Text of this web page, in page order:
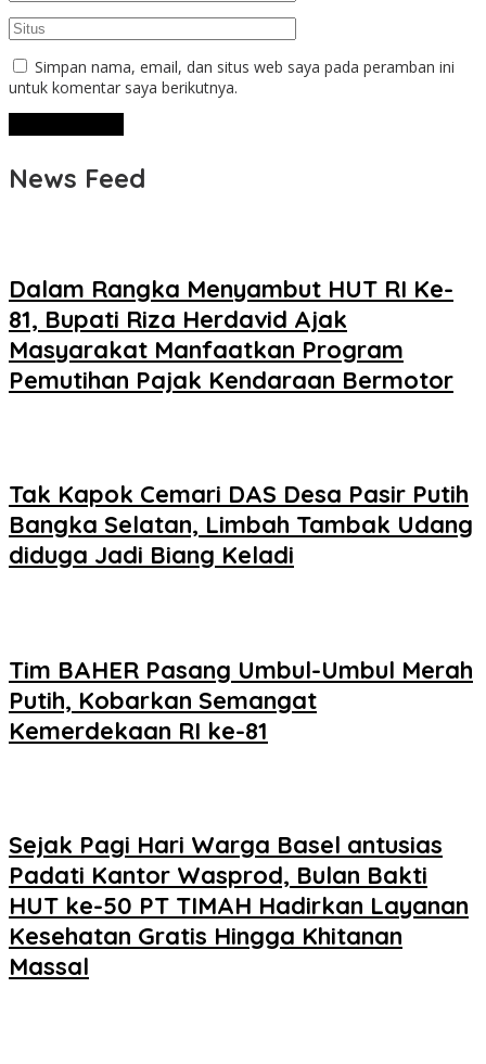
Simpan nama, email, dan situs web saya pada peramban ini
untuk komentar saya berikutnya.
News Feed
Dalam Rangka Menyambut HUT RI Ke-
81, Bupati Riza Herdavid Ajak
Masyarakat Manfaatkan Program
Pemutihan Pajak Kendaraan Bermotor
Tak Kapok Cemari DAS Desa Pasir Putih
Bangka Selatan, Limbah Tambak Udang
diduga Jadi Biang Keladi
Tim BAHER Pasang Umbul-Umbul Merah
Putih, Kobarkan Semangat
Kemerdekaan RI ke-81
Sejak Pagi Hari Warga Basel antusias
Padati Kantor Wasprod, Bulan Bakti
HUT ke-50 PT TIMAH Hadirkan Layanan
Kesehatan Gratis Hingga Khitanan
Massal